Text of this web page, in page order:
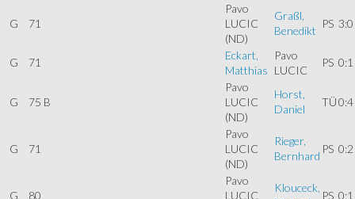
G 71
Pavo
LUCIC
(ND)
Graßl,
Benedikt
PS 3:0
G 71
Eckart,
Matthias
Pavo
LUCIC
PS 0:1
G 75 B
Pavo
LUCIC
(ND)
Horst,
Daniel
TÜ0:4
G 71
Pavo
LUCIC
(ND)
Rieger,
Bernhard
PS 0:2
G 80
Pavo
LUCIC
Klouceck,
PS 0:1